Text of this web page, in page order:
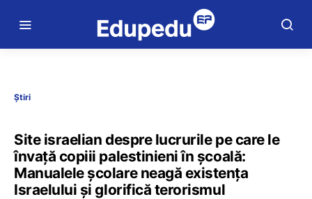
Știri
Site israelian despre lucrurile pe care le
învață copiii palestinieni în școală:
Manualele școlare neagă existența
Israelului și glorifică terorismul